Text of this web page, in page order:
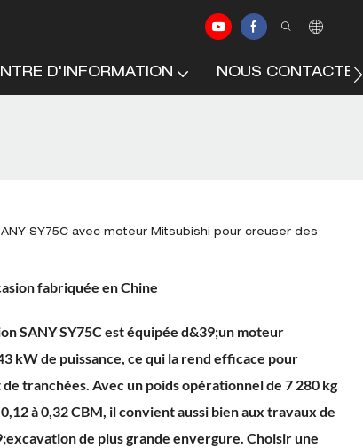
D'INFORMATION NOUS
SY75C avec moteur Mitsubishi pour creuser des
fabriquée en Chine
SANY SY75C est équipée d&39;un moteur
kW de puissance, ce qui la rend efficace pour
tranchées. Avec un poids opérationnel de 7 280 kg
à 0,32 CBM, il convient aussi bien aux travaux de
de plus grande envergure. Choisir une